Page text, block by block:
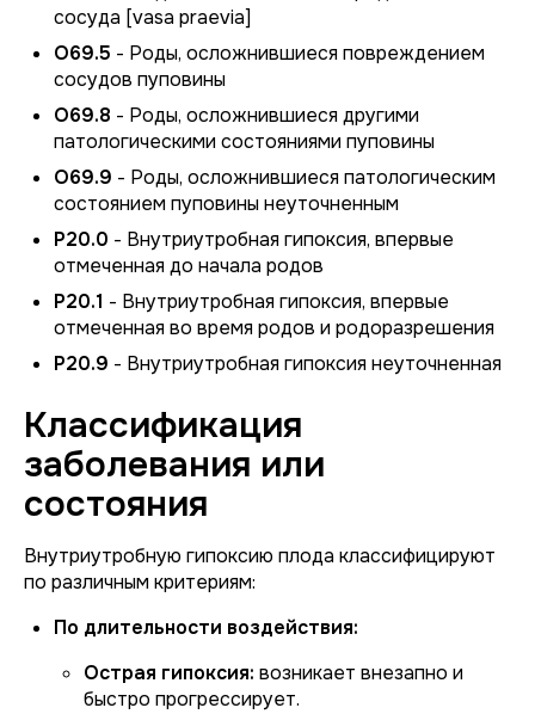
сосуда [vasa praevia]
O69.5 - Роды, осложнившиеся повреждением
сосудов пуповины
O69.8 - Роды, осложнившиеся другими
патологическими состояниями пуповины
O69.9 - Роды, осложнившиеся патологическим
состоянием пуповины неуточненным
P20.0 - Внутриутробная гипоксия, впервые
отмеченная до начала родов
P20.1 - Внутриутробная гипоксия, впервые
отмеченная во время родов и родоразрешения
P20.9 - Внутриутробная гипоксия неуточненная
Классификация
заболевания или
состояния
Внутриутробную гипоксию плода классифицируют
по различным критериям:
По длительности воздействия:
Острая гипоксия: возникает внезапно и
быстро прогрессирует.